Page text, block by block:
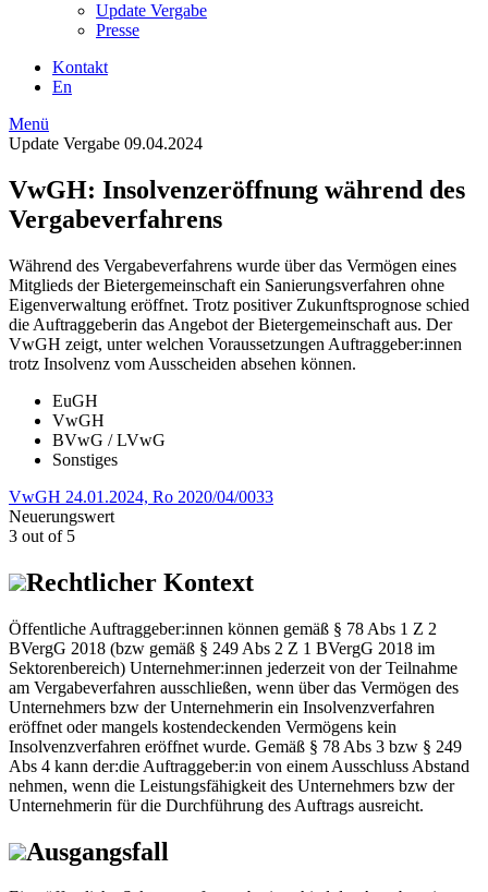
Update Vergabe
Presse
Kontakt
En
Menü
Update Vergabe 09.04.2024
VwGH: Insolvenzeröffnung während des
Vergabeverfahrens
Während des Vergabeverfahrens wurde über das Vermögen eines
Mitglieds der Bietergemeinschaft ein Sanierungsverfahren ohne
Eigenverwaltung eröffnet. Trotz positiver Zukunftsprognose schied
die Auftraggeberin das Angebot der Bietergemeinschaft aus. Der
VwGH zeigt, unter welchen Voraussetzungen Auftraggeber:innen
trotz Insolvenz vom Ausscheiden absehen können.
EuGH
VwGH
BVwG / LVwG
Sonstiges
VwGH 24.01.2024, Ro 2020/04/0033
Neuerungswert
3 out of 5
Rechtlicher Kontext
Öffentliche Auftraggeber:innen können gemäß § 78 Abs 1 Z 2
BVergG 2018 (bzw gemäß § 249 Abs 2 Z 1 BVergG 2018 im
Sektorenbereich) Unternehmer:innen jederzeit von der Teilnahme
am Vergabeverfahren ausschließen, wenn über das Vermögen des
Unternehmers bzw der Unternehmerin ein Insolvenzverfahren
eröffnet oder mangels kostendeckenden Vermögens kein
Insolvenzverfahren eröffnet wurde. Gemäß § 78 Abs 3 bzw § 249
Abs 4 kann der:die Auftraggeber:in von einem Ausschluss Abstand
nehmen, wenn die Leistungsfähigkeit des Unternehmers bzw der
Unternehmerin für die Durchführung des Auftrags ausreicht.
Ausgangsfall